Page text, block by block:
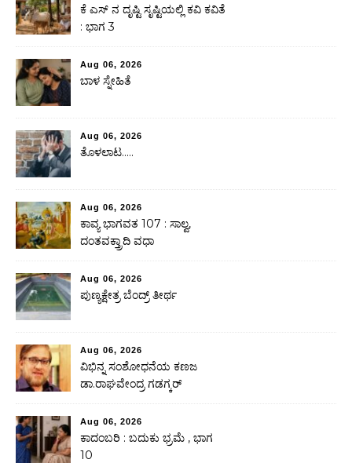
ಕೆ ಎಸ್ ನ ದೃಷ್ಟಿ ಸೃಷ್ಟಿಯಲ್ಲಿ ಕವಿ ಕವಿತೆ
: ಭಾಗ 3
Aug 06, 2026
ಬಾಳ ಸ್ನೇಹಿತೆ
Aug 06, 2026
ತೊಳಲಾಟ…..
Aug 06, 2026
ಕಾವ್ಯ ಭಾಗವತ 107 : ಸಾಲ್ವ,
ದಂತವಕ್ತ್ರಾದಿ ವಧಾ
Aug 06, 2026
ಪುಣ್ಯಕ್ಷೇತ್ರ ಬೆಂದ್ರ್ ತೀರ್ಥ
Aug 06, 2026
ವಿಭಿನ್ನ ಸಂಶೋಧನೆಯ ಕಣಜ
ಡಾ.ರಾಘವೇಂದ್ರ ಗಡಗ್ಕರ್
Aug 06, 2026
ಕಾದಂಬರಿ : ಬದುಕು ಭ್ರಮೆ , ಭಾಗ
10